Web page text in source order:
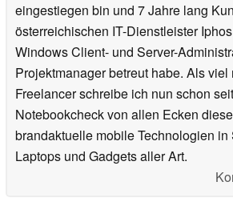
eingestiegen bin und 7 Jahre lang
österreichischen IT-Dienstleister
Windows Client- und Server-
Projektmanager betreut habe. Als viel
Freelancer schreibe ich nun schon
Notebookcheck von allen Ecken
brandaktuelle mobile Technologien in
Laptops und Gadgets aller Art.